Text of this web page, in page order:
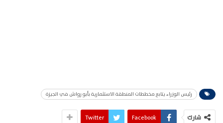
رئيس الوزراء يتابع مخططات المنطقة الاستثمارية بأبو رواش في الجيزة
شارك Facebook
Twitter